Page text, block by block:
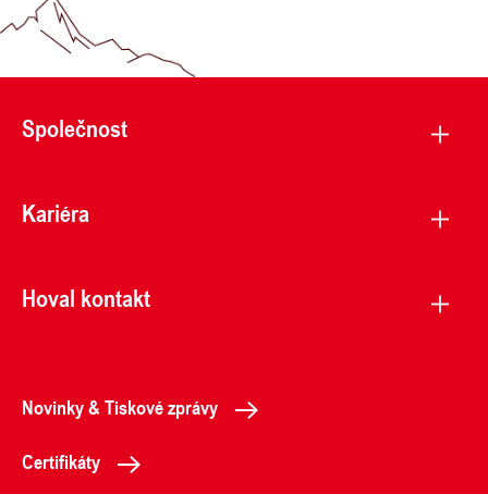
Společnost
Kariéra
Hoval kontakt
Novinky & Tiskové zprávy
Certifikáty